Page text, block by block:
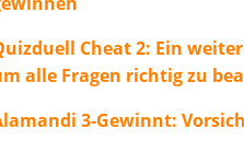
Cheat 2: Ein
alle Fragen richtig zu
3-Gewinnt: